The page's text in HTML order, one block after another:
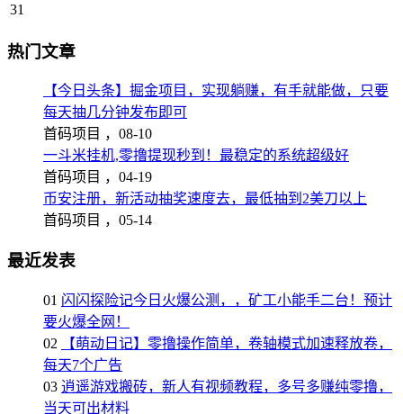
31
热门文章
【今日头条】掘金项目，实现躺赚，有手就能做，只要
每天抽几分钟发布即可
首码项目 ， 08-10
一斗米挂机,零撸提现秒到！最稳定的系统超级好
首码项目 ， 04-19
币安注册，新活动抽奖速度去，最低抽到2美刀以上
首码项目 ， 05-14
最近发表
01 闪闪探险记今日火爆公测，，矿工小能手二台！预计
要火爆全网！
02
【萌动日记】零撸操作简单，卷轴模式加速释放卷，
每天7个广告
03 逍遥游戏搬砖，新人有视频教程，多号多赚纯零撸，
当天可出材料